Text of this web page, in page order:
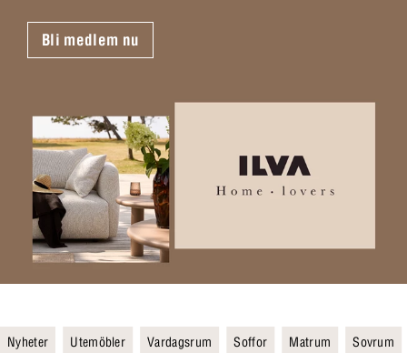
Bli medlem nu
Nyheter Utemöbler Vardagsrum Soffor Matrum Sovrum